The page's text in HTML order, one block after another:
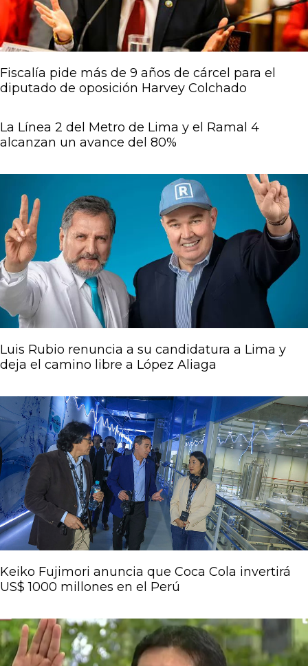
Fiscalía pide más de 9 años de cárcel para el
diputado de oposición Harvey Colchado
La Línea 2 del Metro de Lima y el Ramal 4
alcanzan un avance del 80%
Luis Rubio renuncia a su candidatura a Lima y
deja el camino libre a López Aliaga
Keiko Fujimori anuncia que Coca Cola invertirá
US$ 1000 millones en el Perú